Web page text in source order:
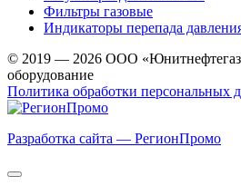
Фильтры газовые
Индикаторы перепада
© 2019 — 2026 ООО
оборудование
Политика обработки персональных
Разработка сайта — РегионПромо